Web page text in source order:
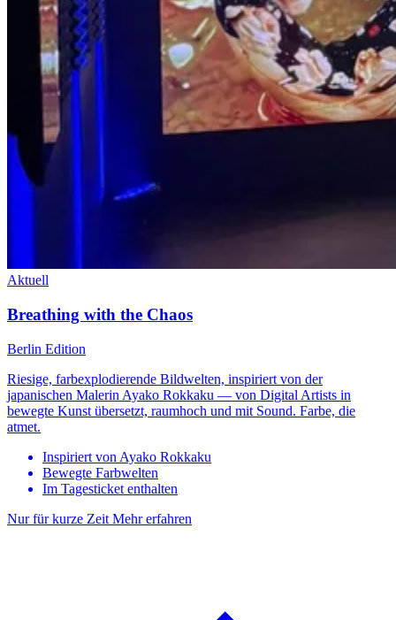
Aktuell
Breathing with the Chaos
Berlin Edition
Riesige, farbexplodierende Bildwelten, inspiriert von der
japanischen Malerin Ayako Rokkaku — von Digital Artists in
bewegte Kunst übersetzt, raumhoch und mit Sound. Farbe, die
atmet.
Inspiriert von Ayako Rokkaku
Bewegte Farbwelten
Im Tagesticket enthalten
Nur für kurze Zeit Mehr erfahren